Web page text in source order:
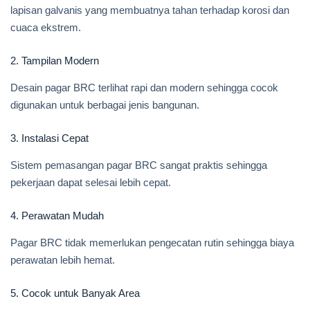
lapisan galvanis yang membuatnya tahan terhadap korosi dan
cuaca ekstrem.
2. Tampilan Modern
Desain pagar BRC terlihat rapi dan modern sehingga cocok
digunakan untuk berbagai jenis bangunan.
3. Instalasi Cepat
Sistem pemasangan pagar BRC sangat praktis sehingga
pekerjaan dapat selesai lebih cepat.
4. Perawatan Mudah
Pagar BRC tidak memerlukan pengecatan rutin sehingga biaya
perawatan lebih hemat.
5. Cocok untuk Banyak Area